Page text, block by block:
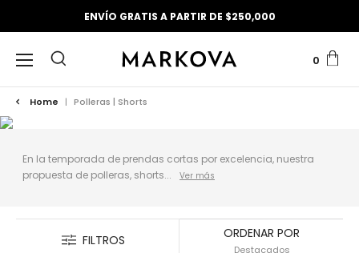
ENVÍO GRATIS A PARTIR DE $250,000
0
Home | Polleras | Shorts
En la temporada de prendas cortas por excelencia, nuestra
propuesta de polleras, shorts...
FILTROS ORDENAR POR